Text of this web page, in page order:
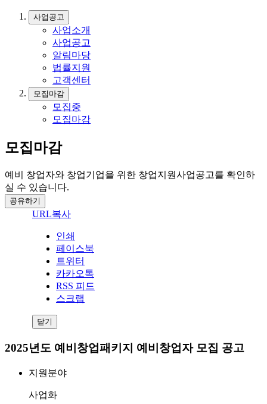
사업공고
사업소개
사업공고
알림마당
법률지원
고객센터
모집마감
모집중
모집마감
모집마감
예비 창업자와 창업기업을 위한 창업지원사업공고를 확인하
실 수 있습니다.
공유하기
URL복사
인쇄
페이스북
트위터
카카오톡
RSS 피드
스크랩
닫기
2025년도 예비창업패키지 예비창업자 모집 공고
지원분야
사업화